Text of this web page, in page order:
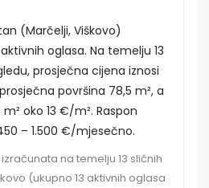
(Marčelji, Viškovo)
oglasa. Na temelju 13
prosječna cijena iznosi
površina 78,5 m², a
oko 13 €/m². Raspon
– 1.500 €/mjesečno.
na temelju 13 sličnih
(ukupno 13 aktivnih oglasa